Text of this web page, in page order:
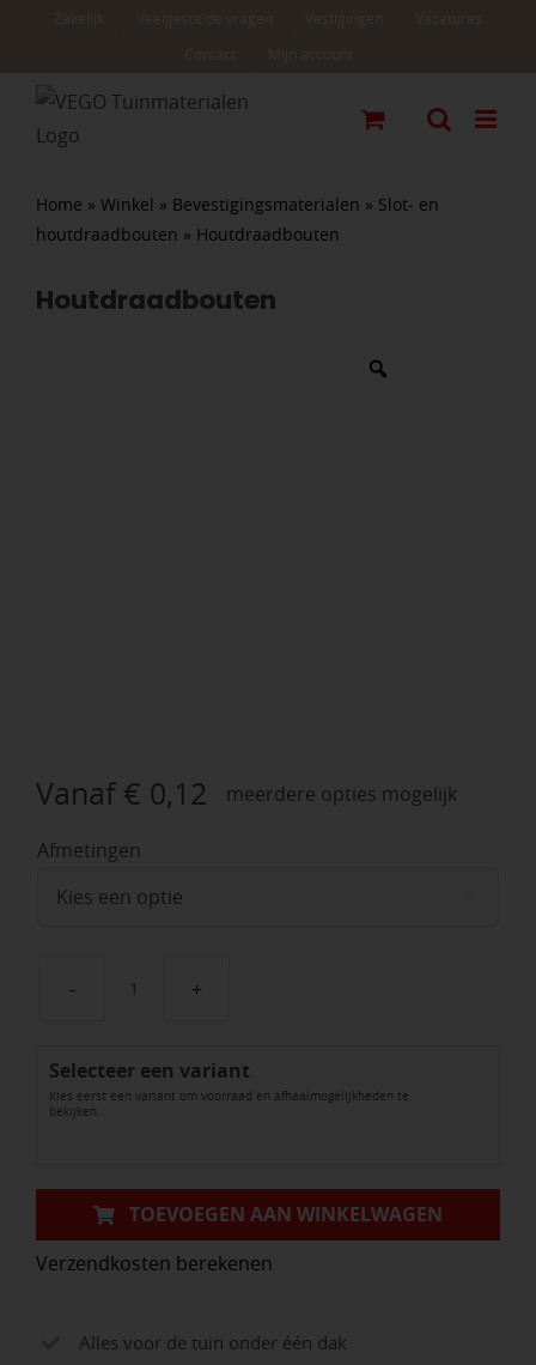
Home » Winkel » Bevestigingsmaterialen » Slot- en
houtdraadbouten » Houtdraadbouten
Houtdraadbouten
Vanaf € 0,12 meerdere opties mogelijk
Afmetingen
Houtdraadbouten
Selecteer een variant
Kies eerst een variant om voorraad en afhaalmogelijkheden te
bekijken.
TOEVOEGEN AAN WINKELWAGEN
Verzendkosten berekenen
Alles voor de tuin onder één dak